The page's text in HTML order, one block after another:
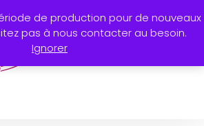
de production pour de nouveaux
pas à nous contacter au besoin.
Ignorer